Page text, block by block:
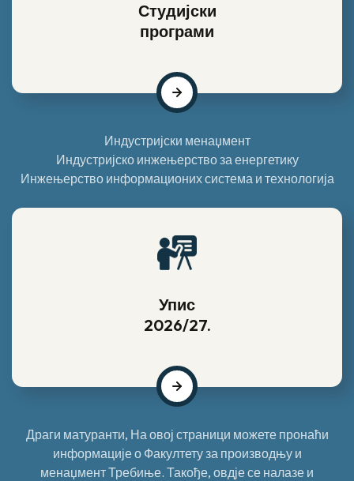
Студијски
програми
Индустријски менаџмент
Индустријско инжењерство за енергетику
Инжењерство информационих система и технологија
Упис
2026/27.
Драги матуранти, На овој страници можете пронаћи
информације о Факултету за производњу и
менаџмент Требиње. Такође, овдје се налазе и